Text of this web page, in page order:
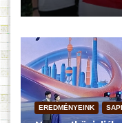
EREDMÉNYEINK